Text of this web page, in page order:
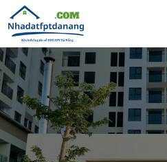
MUA
BÁN
NHÀ
ĐẤT
FPT
ĐÀ
NẴNG
Mua
bán
Đất
FPT
Đà
Nẵng,
căn
hộ